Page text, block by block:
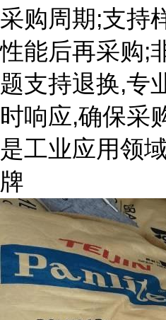
采购周期;支持
性能后再采购;
题支持退换,专
时响应,确保采
是工业应用领
牌